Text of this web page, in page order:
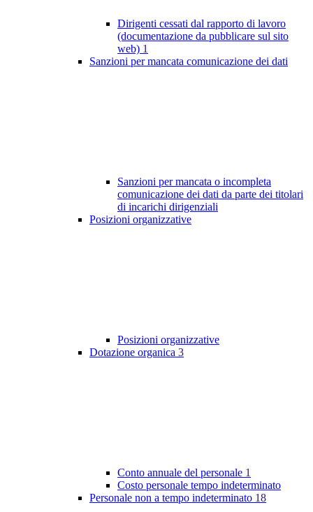
Dirigenti cessati dal rapporto di lavoro
(documentazione da pubblicare sul sito
web) 1
Sanzioni per mancata comunicazione dei dati
Sanzioni per mancata o incompleta
comunicazione dei dati da parte dei titolari
di incarichi dirigenziali
Posizioni organizzative
Posizioni organizzative
Dotazione organica 3
Conto annuale del personale 1
Costo personale tempo indeterminato
Personale non a tempo indeterminato 18